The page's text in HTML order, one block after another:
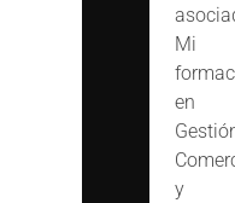
Mi
en
y